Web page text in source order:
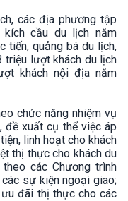
các địa phương tập
kích cầu du lịch năm
tiến, quảng bá du lịch,
triệu lượt khách du lịch
khách nội địa năm
chức năng nhiệm vụ
xuất cụ thể việc áp
linh hoạt cho khách
thị thực cho khách du
các Chương trình
sự kiện ngoại giao;
đãi thị thực cho các